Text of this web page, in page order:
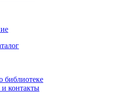
библиотеке
и контакты